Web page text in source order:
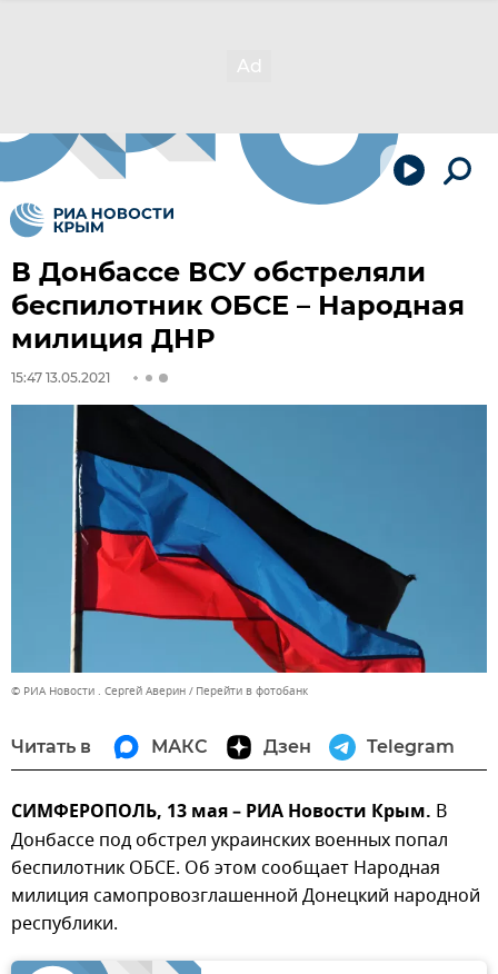
В Донбассе ВСУ обстреляли
беспилотник ОБСЕ – Народная
милиция ДНР
15:47 13.05.2021
© РИА Новости . Сергей Аверин Перейти в фотобанк
Читать в МАКС Дзен Telegram
СИМФЕРОПОЛЬ, 13 мая – РИА Новости Крым. В
Донбассе под обстрел украинских военных попал
беспилотник ОБСЕ. Об этом сообщает Народная
милиция самопровозглашенной Донецкий народной
республики.